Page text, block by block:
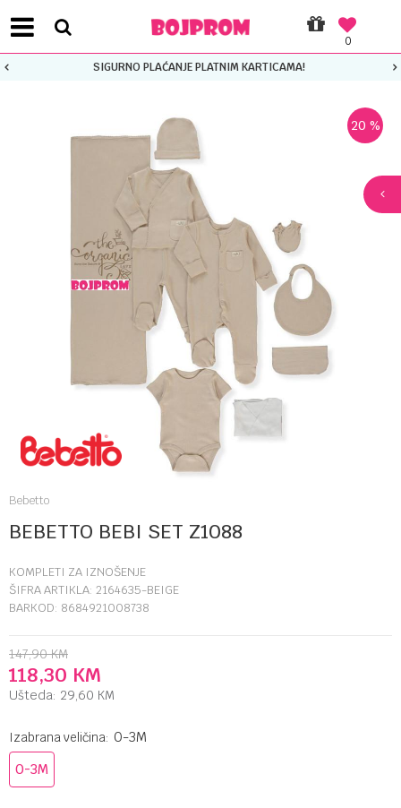
0
SIGURNO PLAĆANJE PLATNIM KARTICAMA!
20 %
Bebetto
BEBETTO BEBI SET Z1088
KOMPLETI ZA IZNOŠENJE
ŠIFRA ARTIKLA: 2164635-BEIGE
BARKOD: 8684921008738
147,90 KM
118,30 KM
Ušteda: 29,60 KM
Izabrana veličina: 0-3M
0-3M